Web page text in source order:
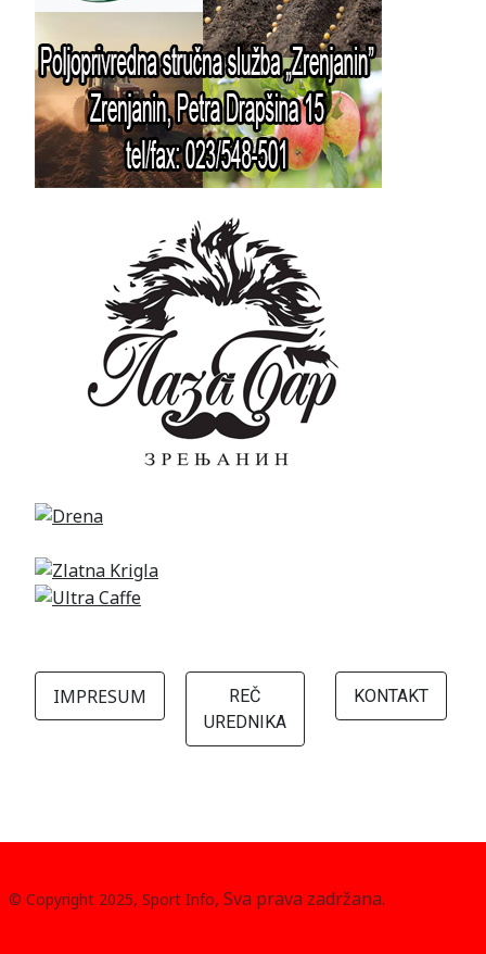
IMPRESUM
REČ
UREDNIKA
KONTAKT
© Copyright 2025, Sport Info, Sva prava zadržana.